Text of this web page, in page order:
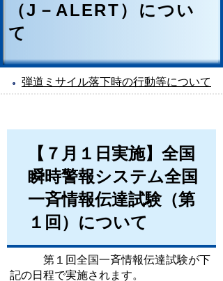
（J－ALERT）につい
て
弾道ミサイル落下時の行動等について
【７月１日実施】全国
瞬時警報システム全国
一斉情報伝達試験（第
１回）について
第１回全国一斉情報伝達試験が下
記の日程で実施されます。